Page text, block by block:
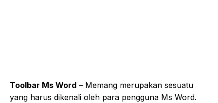
Toolbar Ms Word – Memang merupakan sesuatu
yang harus dikenali oleh para pengguna Ms Word.